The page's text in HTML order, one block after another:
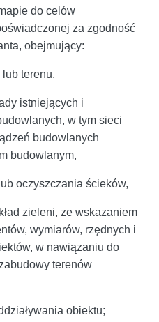
do celów
za zgodność
obejmujący:
terenu,
istniejących i
w tym sieci
budowlanych
budowlanym,
oczyszczania ścieków,
zieleni, ze wskazaniem
wymiarów, rzędnych i
w nawiązaniu do
terenów
obiektu;